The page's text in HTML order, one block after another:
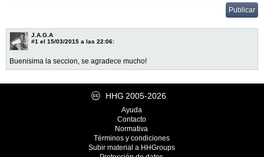
J.A.G.A
#1 el 15/03/2015 a las 22:06:
Buenisima la seccion, se agradece mucho!
HHG 2005-2026
Ayuda
Contacto
Normativa
Términos y condiciones
Subir material a HHGroups